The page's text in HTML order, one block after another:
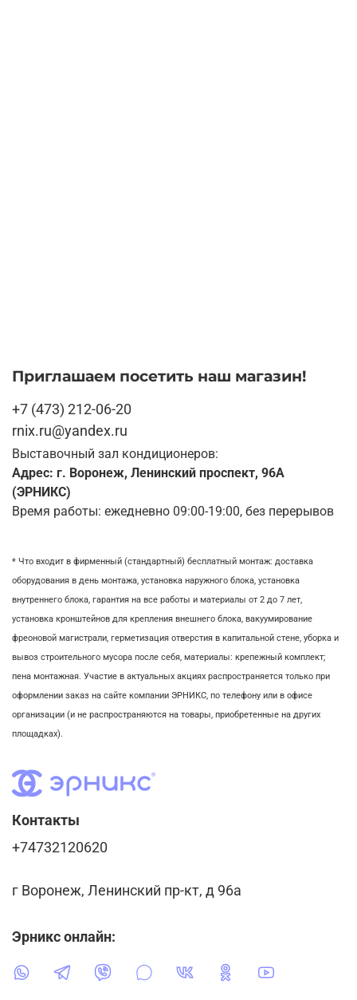
Приглашаем посетить наш магазин!
+7 (473) 212-06-20
rnix.ru@yandex.ru
Выставочный зал кондиционеров:
Адрес: г. Воронеж, Ленинский проспект, 96А
(ЭРНИКС)
Время работы: ежедневно 09:00-19:00, без перерывов
* Что входит в фирменный (стандартный) бесплатный монтаж: доставка
оборудования в день монтажа, установка наружного блока, установка
внутреннего блока, гарантия на все работы и материалы от 2 до 7 лет,
установка кронштейнов для крепления внешнего блока, вакуумирование
фреоновой магистрали, герметизация отверстия в капитальной стене, уборка и
вывоз строительного мусора после себя, материалы: крепежный комплект;
пена монтажная. Участие в актуальных акциях распространяется только при
оформлении заказ на сайте компании ЭРНИКС, по телефону или в офисе
организации (и не распространяются на товары, приобретенные на других
площадках).
Контакты
+74732120620
г Воронеж, Ленинский пр-кт, д 96а
Эрникс онлайн: